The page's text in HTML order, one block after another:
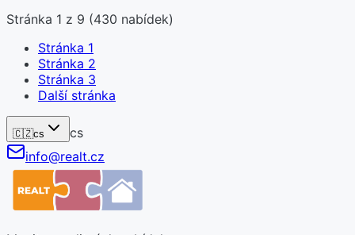
Stránka 1 z 9 (430 nabídek)
Stránka 1
Stránka 2
Stránka 3
Další stránka
🇨🇿cs
cs
info@realt.cz